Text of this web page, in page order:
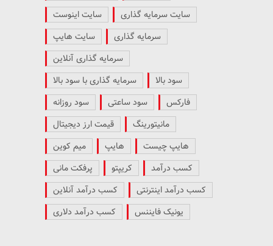
سایت اینوست
سایت سرمایه گذاری
سایت هایپ
سرمایه گذاری
سرمایه گذاری آنلاین
سرمایه گذاری با سود بالا
سود بالا
سود روزانه
سود ساعتی
فارکس
قیمت ارز دیجیتال
مانیتورینگ
میم کوین
هایپ
هایپ چیست
پرفکت مانی
کریپتو
کسب درآمد
کسب درآمد آنلاین
کسب درآمد اینترنتی
کسب درآمد دلاری
یونیک فایننس